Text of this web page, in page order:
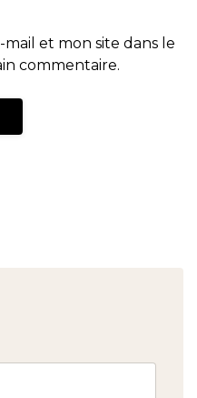
et mon site dans le
commentaire.